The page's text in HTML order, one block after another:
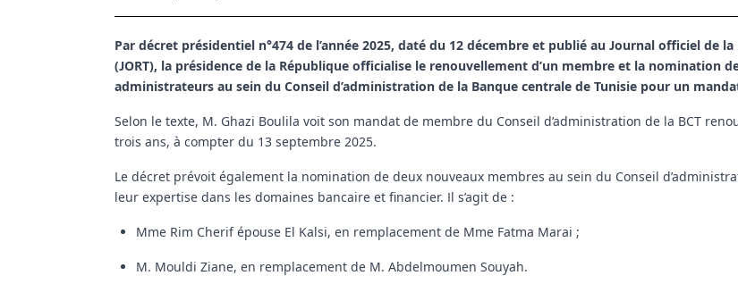
Par décret présidentiel n°474 de l’année 2025, daté du 12 décembre et publié au Journal officiel de
(JORT), la présidence de la République officialise le renouvellement d’un membre et la nomination
administrateurs au sein du Conseil d’administration de la Banque centrale de Tunisie pour un
Selon le texte, M. Ghazi Boulila voit son mandat de membre du Conseil d’administration de la BCT
trois ans, à compter du 13 septembre 2025.
Le décret prévoit également la nomination de deux nouveaux membres au sein du Conseil
leur expertise dans les domaines bancaire et financier. Il s’agit de :
Mme Rim Cherif épouse El Kalsi, en remplacement de Mme Fatma Marai ;
M. Mouldi Ziane, en remplacement de M. Abdelmoumen Souyah.